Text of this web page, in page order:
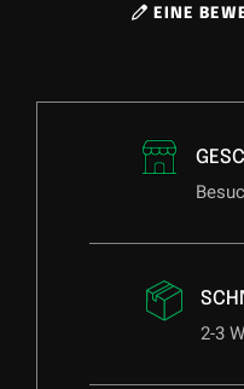
EINE
2-3